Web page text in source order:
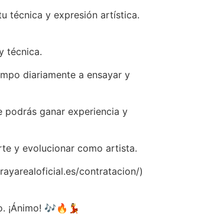
técnica y expresión artística.
técnica.
diariamente a ensayar y
podrás ganar experiencia y
y evolucionar como artista.
contratacion/)
¡Ánimo! 🎶🔥💃